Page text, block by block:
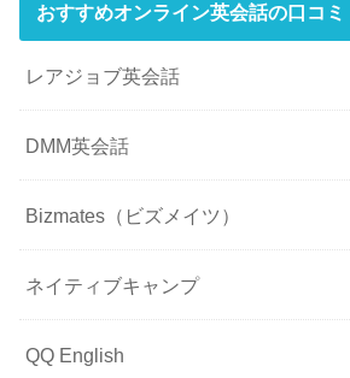
おすすめオンライン英会話の口コミ
レアジョブ英会話
DMM英会話
Bizmates（ビズメイツ）
ネイティブキャンプ
QQ English